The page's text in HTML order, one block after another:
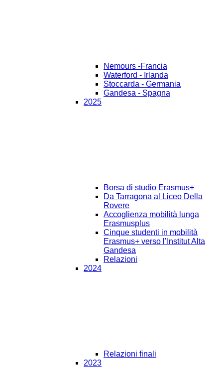
Nemours -Francia
Waterford - Irlanda
Stoccarda - Germania
Gandesa - Spagna
2025
Borsa di studio Erasmus+
Da Tarragona al Liceo Della
Rovere
Accoglienza mobilità lunga
Erasmusplus
Cinque studenti in mobilità
Erasmus+ verso l’Institut Alta
Gandesa
Relazioni
2024
Relazioni finali
2023